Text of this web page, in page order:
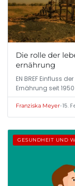
Die rolle der
ernährung
EN BREF Einfluss
Ernährung seit
Franziska Meyer•15.
GESUNDHEIT UND